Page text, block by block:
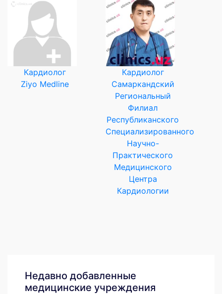
Кардиолог
Ziyo Medline
Кардиолог
Самаркандский
Региональный
Филиал
Республиканского
Специализированного
Научно-
Практического
Медицинского
Центра
Кардиологии
Недавно добавленные
медицинские учреждения